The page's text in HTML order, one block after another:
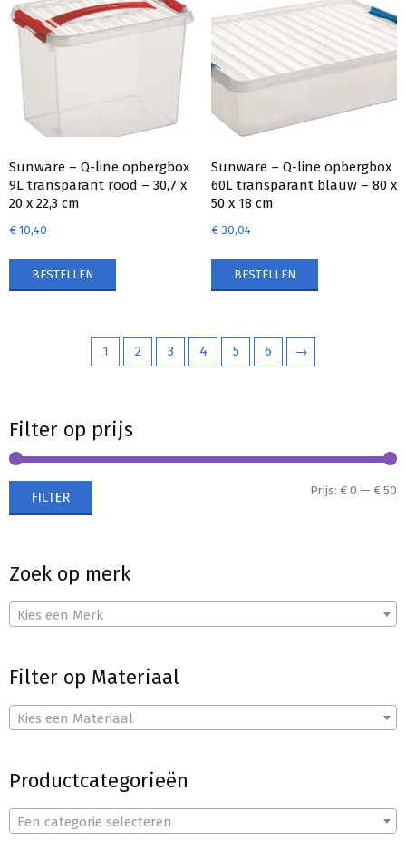
Sunware – Q-line opbergbox
9L transparant rood – 30,7 x
20 x 22,3 cm
€ 10,40
BESTELLEN
Sunware – Q-line opbergbox
60L transparant blauw – 80 x
50 x 18 cm
€30,04
BESTELLEN
1 2 3 4 5 6 →
Filter op prijs
FILTER Prijs: € 0 — € 50
Zoek op merk
Kies een Merk
Filter op Materiaal
Kies een Materiaal
Productcategorieën
Een categorie selecteren